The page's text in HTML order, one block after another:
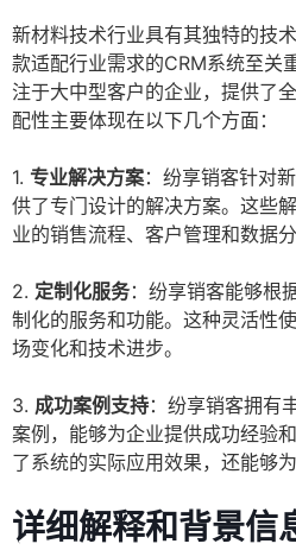
新材料技术行业具有其独特的技
款适配行业需求的CRM系统至关
注于大中型客户的企业，提供了
配性主要体现在以下几个方面：
1. 专业解决方案：纷享销客针对
供了专门设计的解决方案。这些
业的销售流程、客户管理和数据分
2. 定制化服务：纷享销客能够根
制化的服务和功能。这种灵活性
场变化和技术进步。
3. 成功案例支持：纷享销客拥有
案例，能够为企业提供成功经验
了系统的实际应用效果，还能够
详细解释和背景信